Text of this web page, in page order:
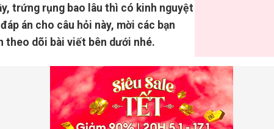
trứng rụng bao lâu thì có kinh nguyệt
án cho câu hỏi này, mời các bạn
theo dõi bài viết bên dưới nhé.